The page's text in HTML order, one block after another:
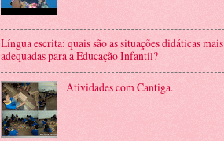
Língua escrita: quais são as situações didáticas mais
adequadas para a Educação Infantil?
Atividades com Cantiga.